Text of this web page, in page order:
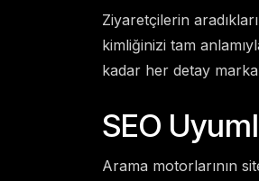
Ziyaretçilerin
kimliğinizi tam
kadar her detay
SEO
Arama motorlarının